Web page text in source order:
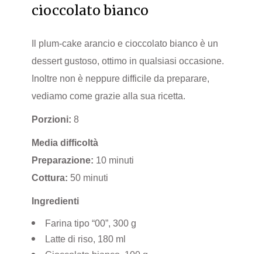
cioccolato bianco
Il plum-cake arancio e cioccolato bianco è un
dessert gustoso, ottimo in qualsiasi occasione.
Inoltre non è neppure difficile da preparare,
vediamo come grazie alla sua ricetta.
Porzioni: 8
Media difficoltà
Preparazione: 10 minuti
Cottura: 50 minuti
Ingredienti
Farina tipo “00”, 300 g
Latte di riso, 180 ml